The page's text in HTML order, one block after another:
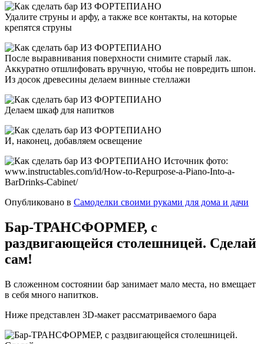
Удалите струны и арфу, а также все контакты, на которые
крепятся струны
После выравнивания поверхности снимите старый лак.
Аккуратно отшлифовать вручную, чтобы не повредить шпон.
Из досок древесины делаем винные стеллажи
Делаем шкаф для напитков
И, наконец, добавляем освещение
Источник фото:
www.instructables.com/id/How-to-Repurpose-a-Piano-Into-a-
BarDrinks-Cabinet/
Опубликовано в Самоделки своими руками для дома и дачи
Бар-ТРАНСФОРМЕР, с
раздвигающейся столешницей. Сделай
сам!
В сложенном состоянии бар занимает мало места, но вмещает
в себя много напитков.
Ниже представлен 3D-макет рассматриваемого бара